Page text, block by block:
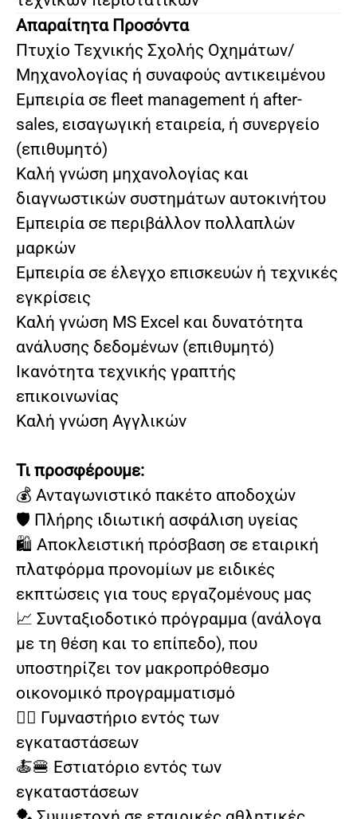
Απαραίτητα Προσόντα
Πτυχίο Τεχνικής Σχολής Οχημάτων/
Μηχανολογίας ή συναφούς αντικειμένου
Εμπειρία σε fleet management ή after-
sales, εισαγωγική εταιρεία, ή συνεργείο
(επιθυμητό)
Καλή γνώση μηχανολογίας και
διαγνωστικών συστημάτων αυτοκινήτου
Εμπειρία σε περιβάλλον πολλαπλών
μαρκών
Εμπειρία σε έλεγχο επισκευών ή τεχνικές
εγκρίσεις
Καλή γνώση MS Excel και δυνατότητα
ανάλυσης δεδομένων (επιθυμητό)
Ικανότητα τεχνικής γραπτής
επικοινωνίας
Καλή γνώση Αγγλικών
Τι προσφέρουμε:
💰 Ανταγωνιστικό πακέτο αποδοχών
🛡️ Πλήρης ιδιωτική ασφάλιση υγείας
🛍️ Αποκλειστική πρόσβαση σε εταιρική
πλατφόρμα προνομίων με ειδικές
εκπτώσεις για τους εργαζομένους μας
📈 Συνταξιοδοτικό πρόγραμμα (ανάλογα
με τη θέση και το επίπεδο), που
υποστηρίζει τον μακροπρόθεσμο
οικονομικό προγραμματισμό
🏃‍♀️ Γυμναστήριο εντός των
εγκαταστάσεων
🍝🍔 Εστιατόριο εντός των
εγκαταστάσεων